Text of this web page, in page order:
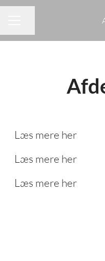
Læs mere her
Læs mere her
Læs mere her